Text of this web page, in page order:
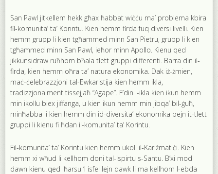
San Pawl jitkellem hekk għax ħabbat wiċċu ma’ problema kbira
fil-komunita’ ta’ Korintu. Kien hemm firda fuq diversi livelli. Kien
hemm grupp li kien tgħammed minn San Pietru, grupp li kien
tgħammed minn San Pawl, ieħor minn Apollo. Kienu qed
jikkunsidraw ruħhom bħala tlett gruppi differenti. Barra din il-
firda, kien hemm oħra ta’ natura ekonomika. Dak iż-żmien,
maċ-ċelebrazzjoni tal-Ewkaristija kien hemm ikla,
tradizzjonalment tissejjaħ “Agape”. F’din l-ikla kien ikun hemm
min ikollu biex jiffanga, u kien ikun hemm min jibqa’ bil-ġuħ,
minħabba li kien hemm din id-diversita’ ekonomika bejn it-tlett
gruppi li kienu fi ħdan il-komunita’ ta’ Korintu.
Fil-komunita’ ta’ Korintu kien hemm ukoll il-Kariżmatiċi. Kien
hemm xi wħud li kellhom doni tal-Ispirtu s-Santu. B’xi mod
dawn kienu qed iħarsu ‘l isfel lejn dawk li ma kellhom l-ebda